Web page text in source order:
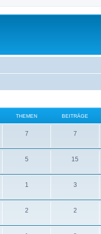
THEMEN BEITRÄGE
7 7
5 15
1 3
2 2